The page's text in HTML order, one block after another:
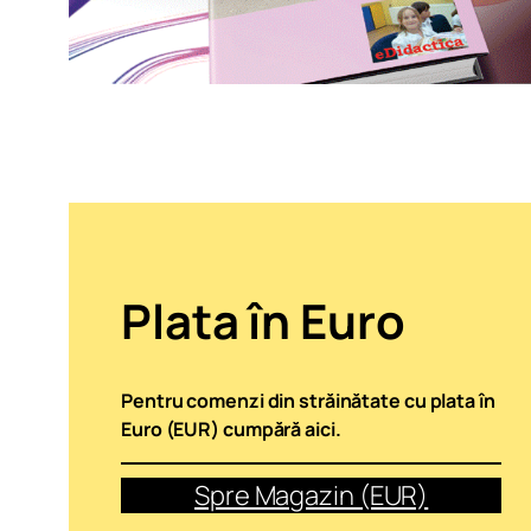
Plata în Euro
Pentru comenzi din străinătate cu plata în
Euro (EUR) cumpără aici.
Spre Magazin (EUR)